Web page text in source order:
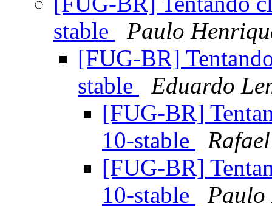
stable
Paulo
[FUG-BR]
stable
Eduardo
[FUG-BR]
10-stable
[FUG-BR]
10-stable
Paulo